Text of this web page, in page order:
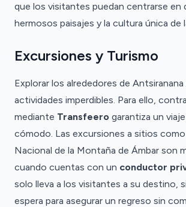
que los visitantes puedan centrarse en
hermosos paisajes y la cultura única de
Excursiones y Turismo
Explorar los alrededores de Antsiranana
actividades imperdibles. Para ello,
mediante Transfeero garantiza un
cómodo. Las excursiones a sitios como
Nacional de la Montaña de Ámbar son
cuando cuentas con un conductor
solo lleva a los visitantes a su destino,
espera para asegurar un regreso sin